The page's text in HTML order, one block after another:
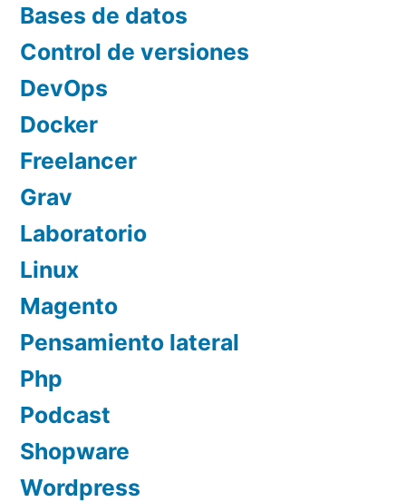
Bases de datos
Control de versiones
DevOps
Docker
Freelancer
Grav
Laboratorio
Linux
Magento
Pensamiento lateral
Php
Podcast
Shopware
Wordpress